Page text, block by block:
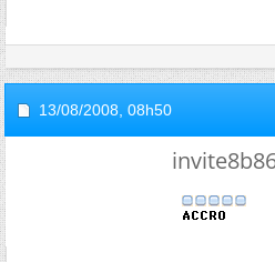
13/08/2008, 08h50